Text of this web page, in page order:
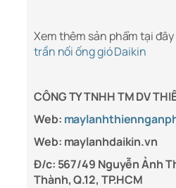
Xem thêm sản phẩm tại đây
trần nối ống gió Daikin
CÔNG TY TNHH TM DV
Web:
Web: maylanhdaikin.vn
Đ/c: 567/49 Nguyễn Ảnh
Thành, Q.12, TP.HCM